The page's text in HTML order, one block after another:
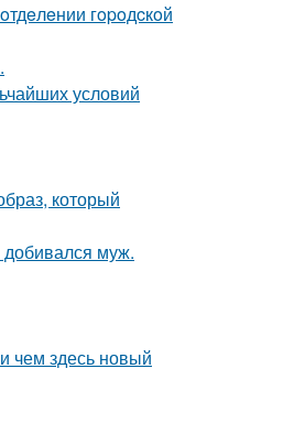
гopoдcкoй
условий
который
добивался муж.
чем здесь новый